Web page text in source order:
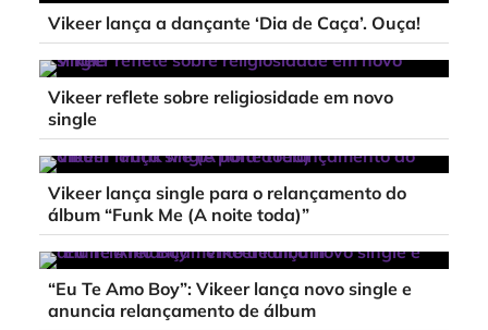
Vikeer lança a dançante ‘Dia de Caça’. Ouça!
Vikeer reflete sobre religiosidade em novo
single
Vikeer lança single para o relançamento do
álbum “Funk Me (A noite toda)”
“Eu Te Amo Boy”: Vikeer lança novo single e
anuncia relançamento de álbum